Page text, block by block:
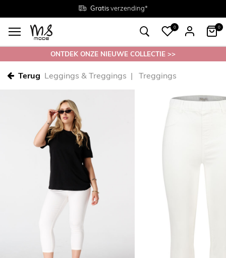
Gratisverzending*
Maten38 - 54
Gratisretourneren in de winkel
0 0
ONTDEK ONZE NIEUWE COLLECTIE >>
Terug Leggings & Treggings Treggings